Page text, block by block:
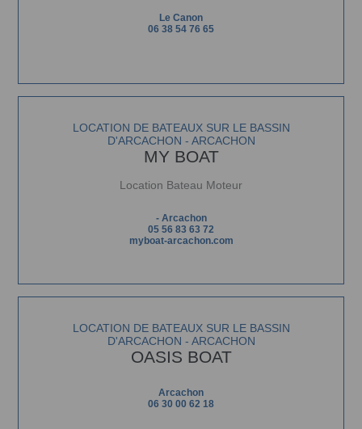
Le Canon
06 38 54 76 65
LOCATION DE BATEAUX SUR LE BASSIN
D'ARCACHON - ARCACHON
MY BOAT
Location Bateau Moteur
- Arcachon
05 56 83 63 72
myboat-arcachon.com
LOCATION DE BATEAUX SUR LE BASSIN
D'ARCACHON - ARCACHON
OASIS BOAT
Arcachon
06 30 00 62 18